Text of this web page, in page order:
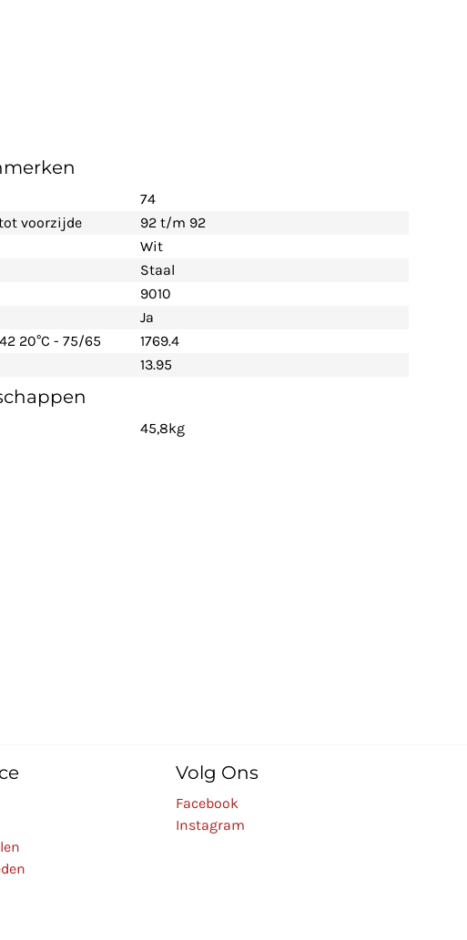
74
voorzijde
92 t/m 92
Wit
Staal
9010
Ja
20°C - 75/65
1769.4
13.95
45,8kg
Volg Ons
Facebook
Instagram